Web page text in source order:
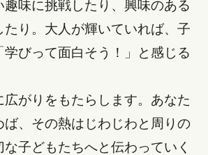
味に挑戦したり、興味のある
たり。大人が輝いていれば、子
学びって面白そう！」と感じる
がりをもたらします。あなた
ば、その熱はじわじわと周りの
な子どもたちへと伝わっていく